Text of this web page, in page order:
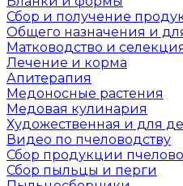
Сбор и получение
Общего назначения и
Матководство и
Лечение и корма
Апитерапия
Медоносные растения
Медовая кулинария
Художественная и для
Видео по пчеловодству
Сбор продукции
Сбор пыльцы и перги